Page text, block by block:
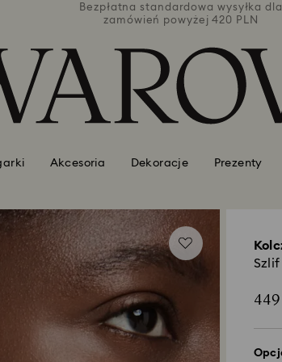
Bezpłatna standardowa wysyłka dla
zamówień powyżej 420 PLN
Akcesoria Dekoracje Prezenty
449